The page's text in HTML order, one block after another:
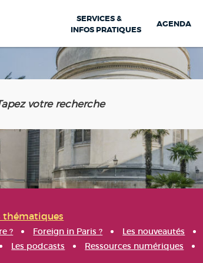
SERVICES &
INFOS PRATIQUES
AGENDA
thématiques
? Foreign in Paris ? Les nouveautés
Les podcasts Ressources numériques